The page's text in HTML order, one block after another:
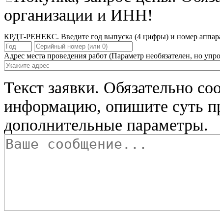
организации и ИНН!
КРДТ-РЕНЕКС. Введите год выпуска (4 цифры) и номер
Адрес места проведения работ (Параметр необязателен, но
Текст заявки. Обязательно
информацию, опишите суть
дополнительные параметры.